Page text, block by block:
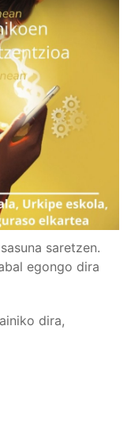
saretzen.
egongo dira
dira,